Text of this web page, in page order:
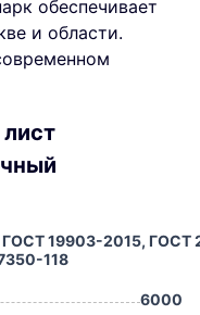
обеспечивает
и области.
19903-2015,
118
6000